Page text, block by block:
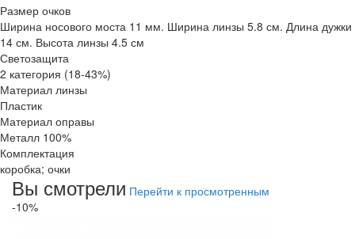
Размер очков
Ширина носового моста 11 мм. Ширина линзы 5.8 см. Длина дужки
14 см. Высота линзы 4.5 см
Светозащита
2 категория (18-43%)
Материал линзы
Пластик
Материал оправы
Металл 100%
Комплектация
коробка; очки
Вы смотрели Перейти к просмотренным
-10%